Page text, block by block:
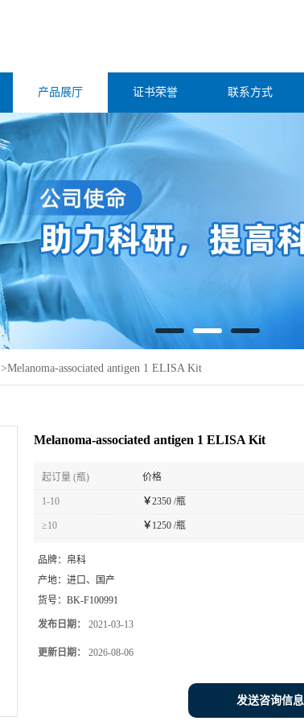
产品展厅 证书荣誉 联系方式
>Melanoma-associated antigen 1 ELISA Kit
Melanoma-associated antigen 1 ELISA Kit
起订量 (瓶) 价格
1-10 ￥2350 /瓶
≥10 ￥1250 /瓶
品牌： 帛科
产地： 进口、国产
货号： BK-F100991
发布日期： 2021-03-13
更新日期： 2026-08-06
发送咨询信息